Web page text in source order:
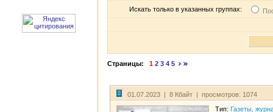
Искать только в указанных группах:
Страницы: 1 2 3 4 5
01.07.2023 | 8 Кбайт | просмотров: 1074
Тип: Газеты,